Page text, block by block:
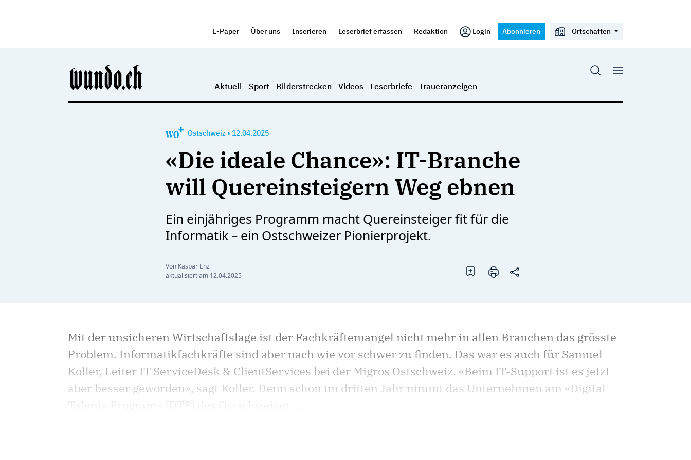
E-Paper Über uns Inserieren Leserbrief erfassen Redaktion Login Abonnieren Ortschaften
Aktuell Sport Bilderstrecken Videos Leserbriefe Traueranzeigen
Ostschweiz • 12.04.2025
«Die ideale Chance»: IT-Branche
will Quereinsteigern Weg ebnen
Ein einjähriges Programm macht Quereinsteiger fit für die
Informatik – ein Ostschweizer Pionierprojekt.
Von Kaspar Enz
aktualisiert am 12.04.2025
Mit der unsicheren Wirtschaftslage ist der Fachkräftemangel nicht mehr in allen Branchen das grösste
Problem. Informatikfachkräfte sind aber nach wie vor schwer zu finden. Das war es auch für Samuel
Koller, Leiter IT ServiceDesk & ClientServices bei der Migros Ostschweiz. «Beim IT-Support ist es jetzt
aber besser geworden», sagt Koller. Denn schon im dritten Jahr nimmt das Unternehmen am «Digital